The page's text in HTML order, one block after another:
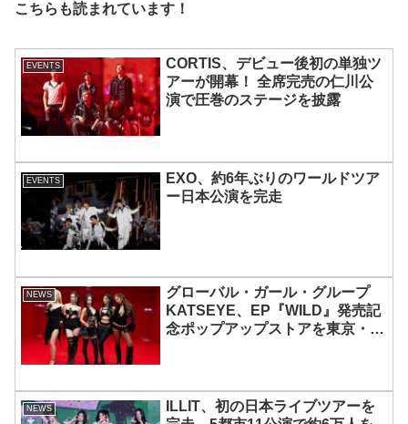
こちらも読まれています！
EVENTS
CORTIS、デビュー後初の単独ツ
アーが開幕！ 全席完売の仁川公
演で圧巻のステージを披露
EVENTS
EXO、約6年ぶりのワールドツア
ー日本公演を完走
NEWS
グローバル・ガール・グループ
KATSEYE、EP『WILD』発売記
念ポップアップストアを東京・原
NEWS
ILLIT、初の日本ライブツアーを